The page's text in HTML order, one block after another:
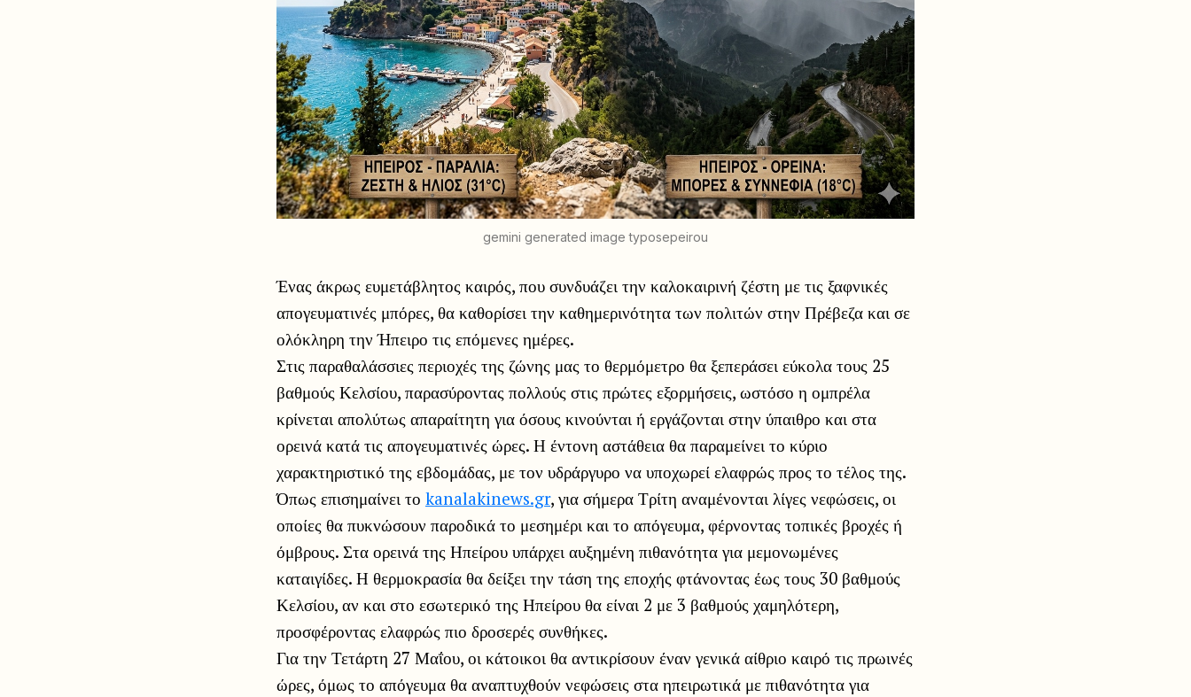
gemini generated image typosepeirou
Ένας άκρως ευμετάβλητος καιρός, που συνδυάζει την καλοκαιρινή ζέστη με τις ξαφνικές
απογευματινές μπόρες, θα καθορίσει την καθημερινότητα των πολιτών στην Πρέβεζα και σε
ολόκληρη την Ήπειρο τις επόμενες ημέρες.
Στις παραθαλάσσιες περιοχές της ζώνης μας το θερμόμετρο θα ξεπεράσει εύκολα τους 25
βαθμούς Κελσίου, παρασύροντας πολλούς στις πρώτες εξορμήσεις, ωστόσο η ομπρέλα
κρίνεται απολύτως απαραίτητη για όσους κινούνται ή εργάζονται στην ύπαιθρο και στα
ορεινά κατά τις απογευματινές ώρες. Η έντονη αστάθεια θα παραμείνει το κύριο
χαρακτηριστικό της εβδομάδας, με τον υδράργυρο να υποχωρεί ελαφρώς προς το τέλος της.
Όπως επισημαίνει το kanalakinews.gr, για σήμερα Τρίτη αναμένονται λίγες νεφώσεις, οι
οποίες θα πυκνώσουν παροδικά το μεσημέρι και το απόγευμα, φέρνοντας τοπικές βροχές ή
όμβρους. Στα ορεινά της Ηπείρου υπάρχει αυξημένη πιθανότητα για μεμονωμένες
καταιγίδες. Η θερμοκρασία θα δείξει την τάση της εποχής φτάνοντας έως τους 30 βαθμούς
Κελσίου, αν και στο εσωτερικό της Ηπείρου θα είναι 2 με 3 βαθμούς χαμηλότερη,
προσφέροντας ελαφρώς πιο δροσερές συνθήκες.
Για την Τετάρτη 27 Μαΐου, οι κάτοικοι θα αντικρίσουν έναν γενικά αίθριο καιρό τις πρωινές
ώρες, όμως το απόγευμα θα αναπτυχθούν νεφώσεις στα ηπειρωτικά με πιθανότητα για